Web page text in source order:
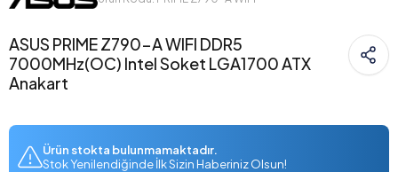
ASUS PRIME Z790-A WIFI DDR5
7000MHz(OC) Intel Soket LGA1700 ATX
Anakart
Ürün stokta bulunmamaktadır.
Stok Yenilendiğinde İlk Sizin Haberiniz Olsun!